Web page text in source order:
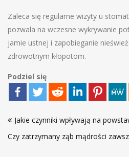
Zaleca się regularne wizyty u
pozwala na wczesne wykrywanie
jamie ustnej i zapobieganie
zdrowotnym kłopotom.
Podziel się
wpisu
Jakie czynniki wpływają na
Czy zatrzymany ząb mądrości